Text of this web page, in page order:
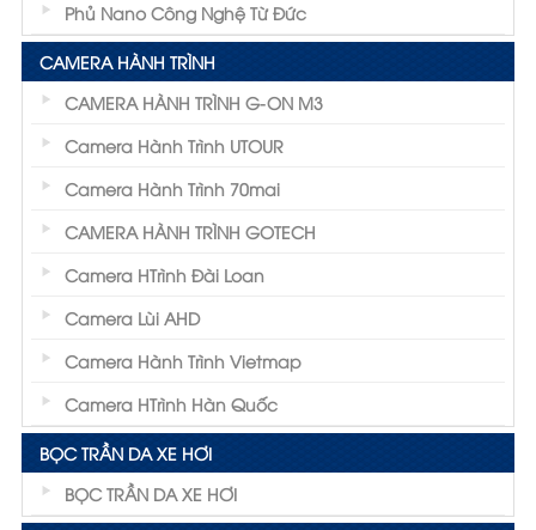
Phủ Nano Công Nghệ Từ Đức
CAMERA HÀNH TRÌNH
CAMERA HÀNH TRÌNH G-ON M3
Camera Hành Trình UTOUR
Camera Hành Trình 70mai
CAMERA HÀNH TRÌNH GOTECH
Camera HTrình Đài Loan
Camera Lùi AHD
Camera Hành Trình Vietmap
Camera HTrình Hàn Quốc
BỌC TRẦN DA XE HƠI
BỌC TRẦN DA XE HƠI